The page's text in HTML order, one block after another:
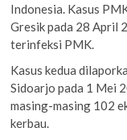
Indonesia. Kasus
Gresik pada 28 April
terinfeksi PMK.
Kasus kedua
Sidoarjo pada 1 Mei
masing-masing 102
kerbau.